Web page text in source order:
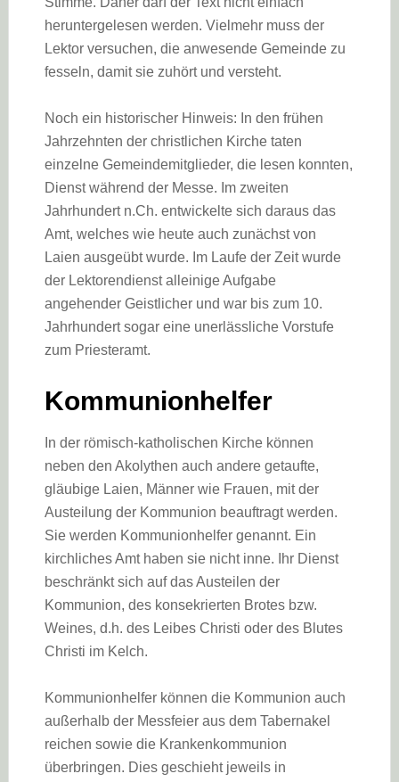
heruntergelesen werden. Vielmehr muss der
Lektor versuchen, die anwesende Gemeinde zu
fesseln, damit sie zuhört und versteht.
Noch ein historischer Hinweis: In den frühen
Jahrzehnten der christlichen Kirche taten
einzelne Gemeindemitglieder, die lesen konnten,
Dienst während der Messe. Im zweiten
Jahrhundert n.Ch. entwickelte sich daraus das
Amt, welches wie heute auch zunächst von
Laien ausgeübt wurde. Im Laufe der Zeit wurde
der Lektorendienst alleinige Aufgabe
angehender Geistlicher und war bis zum 10.
Jahrhundert sogar eine unerlässliche Vorstufe
zum Priesteramt.
Kommunionhelfer
In der römisch-katholischen Kirche können
neben den Akolythen auch andere getaufte,
gläubige Laien, Männer wie Frauen, mit der
Austeilung der Kommunion beauftragt werden.
Sie werden Kommunionhelfer genannt. Ein
kirchliches Amt haben sie nicht inne. Ihr Dienst
beschränkt sich auf das Austeilen der
Kommunion, des konsekrierten Brotes bzw.
Weines, d.h. des Leibes Christi oder des Blutes
Christi im Kelch.
Kommunionhelfer können die Kommunion auch
außerhalb der Messfeier aus dem Tabernakel
reichen sowie die Krankenkommunion
überbringen. Dies geschieht jeweils in